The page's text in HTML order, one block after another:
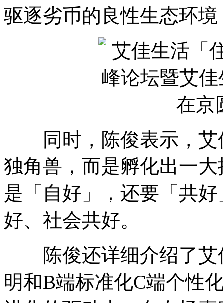
驱逐劣币的良性生态环
同时，陈俊表示，艾
独角兽，而是孵化出一
是「自好」，还要「共
好、社会共好。
陈俊还详细介绍了艾
明和B端标准化C端个性